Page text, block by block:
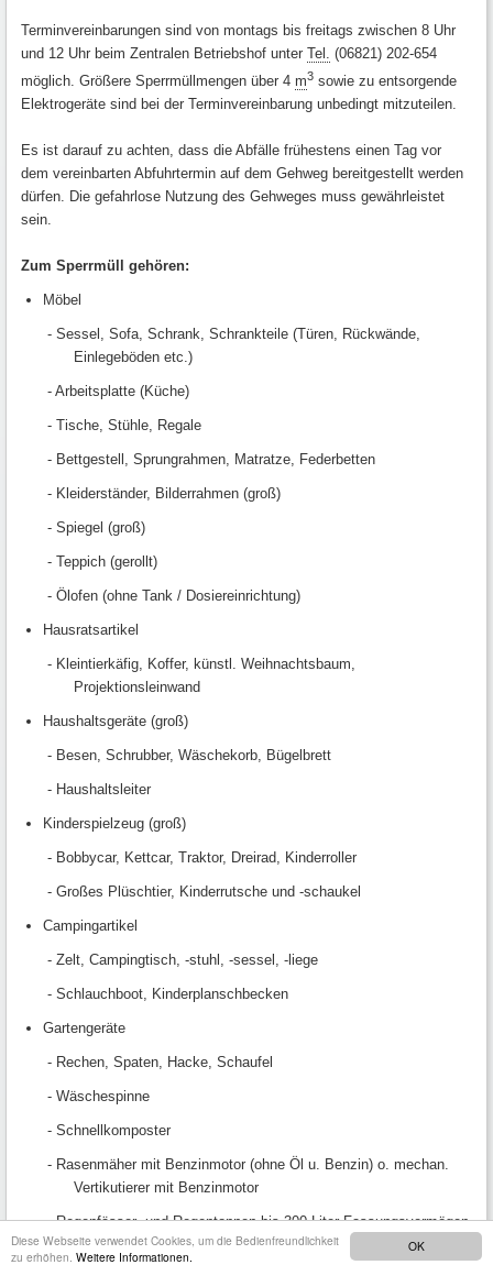
OK
Diese Webseite verwendet Cookies, um die Bedienfreundlichkeit
zu erhöhen. Weitere Informationen.
Terminvereinbarungen sind von montags bis freitags zwischen 8 Uhr
und 12 Uhr beim Zentralen Betriebshof unter Tel.
(06821) 202-654
möglich. Größere Sperrmüllmengen über 4 m3 sowie zu entsorgende
Elektrogeräte sind bei der Terminvereinbarung unbedingt mitzuteilen.
Es ist darauf zu achten, dass die Abfälle frühestens einen Tag vor
dem vereinbarten Abfuhrtermin auf dem Gehweg bereitgestellt werden
dürfen. Die gefahrlose Nutzung des Gehweges muss gewährleistet
sein.
Zum Sperrmüll gehören:
Möbel
- Sessel, Sofa, Schrank, Schrankteile (Türen, Rückwände,
Einlegeböden etc.)
- Arbeitsplatte (Küche)
- Tische, Stühle, Regale
- Bettgestell, Sprungrahmen, Matratze, Federbetten
- Kleiderständer, Bilderrahmen (groß)
- Spiegel (groß)
- Teppich (gerollt)
- Ölofen (ohne Tank / Dosiereinrichtung)
Hausratsartikel
- Kleintierkäfig, Koffer, künstl. Weihnachtsbaum,
Projektionsleinwand
Haushaltsgeräte (groß)
- Besen, Schrubber, Wäschekorb, Bügelbrett
- Haushaltsleiter
Kinderspielzeug (groß)
- Bobbycar, Kettcar, Traktor, Dreirad, Kinderroller
- Großes Plüschtier, Kinderrutsche und -schaukel
Campingartikel
- Zelt, Campingtisch, -stuhl, -sessel, -liege
- Schlauchboot, Kinderplanschbecken
Gartengeräte
- Rechen, Spaten, Hacke, Schaufel
- Wäschespinne
- Schnellkomposter
- Rasenmäher mit Benzinmotor (ohne Öl u. Benzin) o. mechan.
Vertikutierer mit Benzinmotor
- Regenfässer- und Regentonnen bis 300 Liter Fassungsvermögen
Gartenmöbel